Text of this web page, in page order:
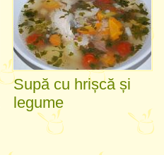
Supă cu hrișcă și
legume